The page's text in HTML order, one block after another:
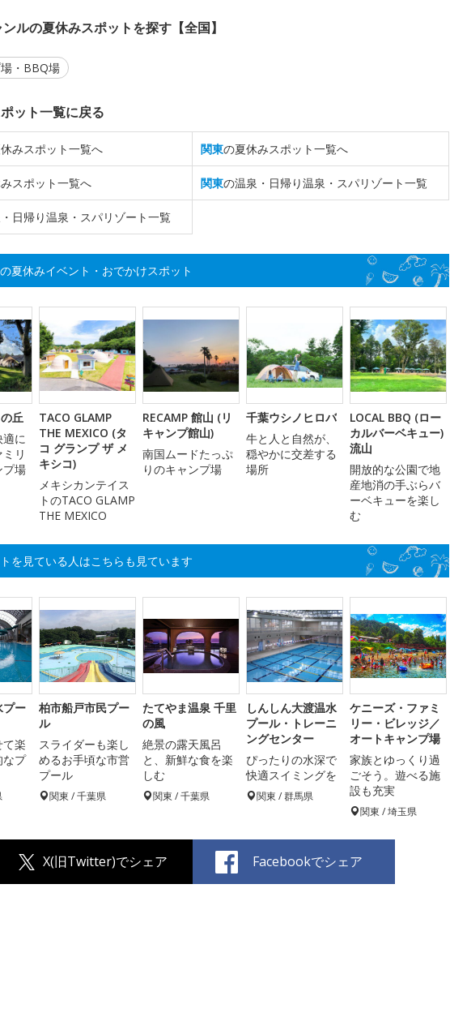
ルの夏休みスポットを探す【全国】
・BBQ場
ット一覧に戻る
みスポット一覧へ 関東の夏休みスポット一覧へ
スポット一覧へ 関東の温泉・日帰り温泉・スパリゾート一覧
日帰り温泉・スパリゾート一覧
夏休みイベント・おでかけスポット
丘
適に
リ
プ場
TACO GLAMP
THE MEXICO (タ
コ グランプ ザ メ
キシコ)
メキシカンテイス
トのTACO GLAMP
THE MEXICO
RECAMP 館山 (リ
キャンプ館山)
南国ムードたっぷ
りのキャンプ場
千葉ウシノヒロバ
牛と人と自然が、
穏やかに交差する
場所
LOCAL BBQ (ロー
カルバーベキュー)
流山
開放的な公園で地
産地消の手ぶらバ
ーベキューを楽し
む
を見ている人はこちらも見ています
プー
て楽
なプ
柏市船戸市民プー
ル
スライダーも楽し
めるお手頃な市営
プール
関東 / 千葉県
たてやま温泉 千里
の風
絶景の露天風呂
と、新鮮な食を楽
しむ
関東 / 千葉県
しんしん大渡温水
プール・トレーニ
ングセンター
ぴったりの水深で
快適スイミングを
関東 / 群馬県
ケニーズ・ファミ
リー・ビレッジ／
オートキャンプ場
家族とゆっくり過
ごそう。遊べる施
設も充実
関東 / 埼玉県
X(旧Twitter)でシェア Facebookでシェア